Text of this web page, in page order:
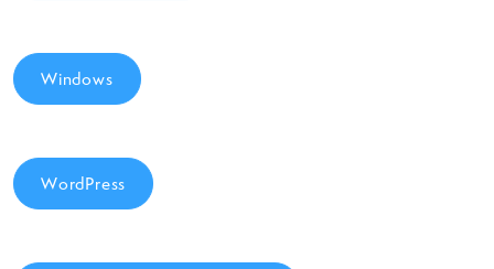
Windows
WordPress